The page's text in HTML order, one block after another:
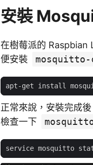
安裝
在樹莓派的 Raspbian
便安裝
正常來說，安裝完成後
檢查一下